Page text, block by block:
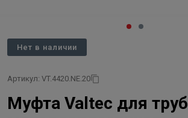
Нет в наличии
Артикул: VT.4420.NE.20
Муфта Valtec для труб